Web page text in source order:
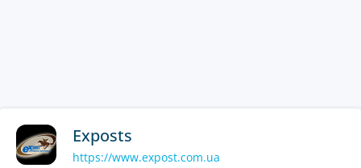
Exposts
https://www.expost.com.ua